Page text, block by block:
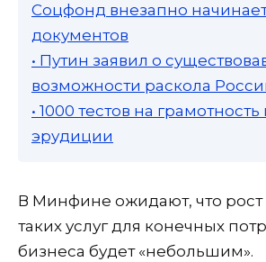
Соцфонд внезапно
документов
• Путин заявил о
возможности раскола
• 1000 тестов на
эрудиции
В Минфине ожидают, что рост
таких услуг для конечных
бизнеса будет «небольшим».